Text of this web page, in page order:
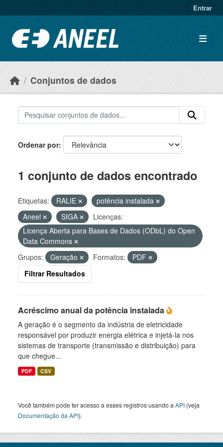
Entrar
Conjuntos de dados
Ordenar por
1 conjunto de dados encontrado
Etiquetas: RALIE
potência instalada
Aneel
SIGA
Licenças:
Licença Aberta para Bases de Dados (ODbL) do Open
Data Commons
Grupos:
Geração Formatos:
PDF
Filtrar Resultados
Acréscimo anual da potência instalada
A geração é o segmento da indústria de eletricidade
responsável por produzir energia elétrica e injetá-la nos
sistemas de transporte (transmissão e distribuição) para
que chegue...
PDF CSV
Você também pode ter acesso a esses registros usando a API (veja
Documentação da API).